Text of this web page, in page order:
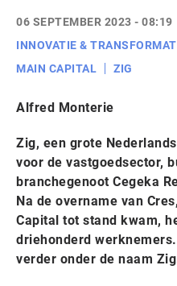
06 SEPTEMBER 2023 - 08:19
INNOVATIE &
MAIN CAPITAL
ZIG
Alfred Monterie
Zig, een grote
voor de vastgoedsector,
branchegenoot Cegeka
Na de overname van
Capital tot stand kwam,
driehonderd
verder onder de naam